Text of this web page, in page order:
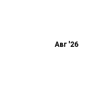
Авг '26